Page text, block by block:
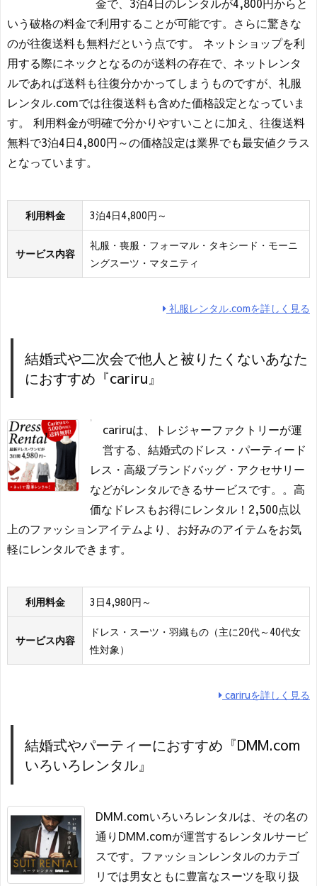
いう破格の料金で利用することが可能です。さらに驚きな
のが往復送料も無料だという点です。 ネットショップを利
用する際にネックとなるのが送料の存在で、ネットレンタ
ルであれば送料も往復分かかってしまうものですが、礼服
レンタル.comでは往復送料も含めた価格設定となっていま
す。 利用料金が明確で分かりやすいことに加え、往復送料
無料で3泊4日4,800円～の価格設定は業界でも最安値クラス
となっています。
利用料金 3泊4日4,800円～
サービス内容
礼服・喪服・フォーマル・タキシード・モーニ
ングスーツ・マタニティ
礼服レンタル.comを詳しく見る
結婚式や二次会で他人と被りたくないあなた
におすすめ『cariru』
cariruは、トレジャーファクトリーが運
営する、結婚式のドレス・パーティード
レス・高級ブランドバッグ・アクセサリー
などがレンタルできるサービスです。。高
価なドレスもお得にレンタル！2,500点以
上のファッションアイテムより、お好みのアイテムをお気
軽にレンタルできます。
利用料金 3日4,980円～
サービス内容
ドレス・スーツ・羽織もの（主に20代～40代女
性対象）
cariruを詳しく見る
結婚式やパーティーにおすすめ『DMM.com
いろいろレンタル』
DMM.comいろいろレンタルは、その名の
通りDMM.comが運営するレンタルサービ
スです。ファッションレンタルのカテゴ
リでは男女ともに豊富なスーツを取り扱